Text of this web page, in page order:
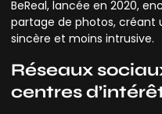
BeReal, lancée en 2020,
partage de photos, créant
sincère et moins intrusive.
Réseaux
centres